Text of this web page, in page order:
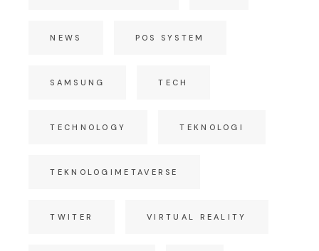
NEWS POS SYSTEM
SAMSUNG TECH
TECHNOLOGY TEKNOLOGI
TEKNOLOGIMETAVERSE
TWITER VIRTUAL REALITY